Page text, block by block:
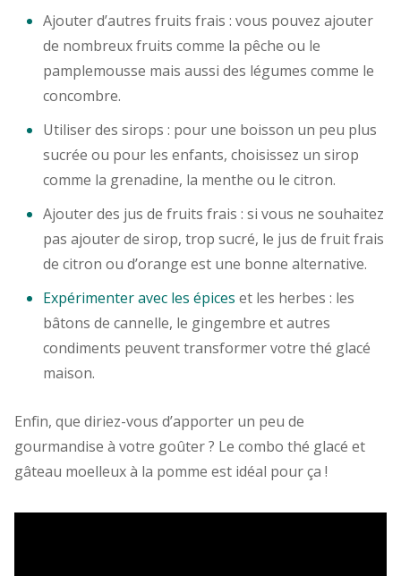
Ajouter d’autres fruits frais : vous pouvez ajouter
de nombreux fruits comme la pêche ou le
pamplemousse mais aussi des légumes comme le
concombre.
Utiliser des sirops : pour une boisson un peu plus
sucrée ou pour les enfants, choisissez un sirop
comme la grenadine, la menthe ou le citron.
Ajouter des jus de fruits frais : si vous ne souhaitez
pas ajouter de sirop, trop sucré, le jus de fruit frais
de citron ou d’orange est une bonne alternative.
Expérimenter avec les épices et les herbes : les
bâtons de cannelle, le gingembre et autres
condiments peuvent transformer votre thé glacé
maison.
Enfin, que diriez-vous d’apporter un peu de
gourmandise à votre goûter ? Le combo thé glacé et
gâteau moelleux à la pomme est idéal pour ça !